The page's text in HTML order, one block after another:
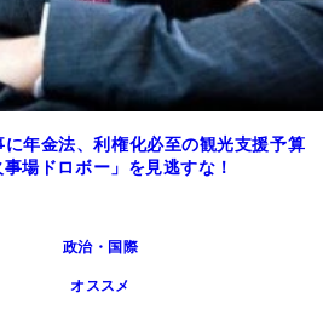
年金法、利権化必至の観光支援予算
場ドロボー」を見逃すな！
政治・国際
オススメ